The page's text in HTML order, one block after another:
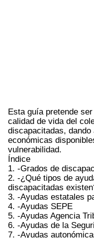
Esta guía pretende
calidad de vida del
discapacitadas,
económicas
vulnerabilidad.
Índice
1. -Grados de
2. -¿Qué tipos de
discapacitadas
3. -Ayudas estatales
4. -Ayudas SEPE
5. -Ayudas Agencia
6. -Ayudas de la
7. -Ayudas